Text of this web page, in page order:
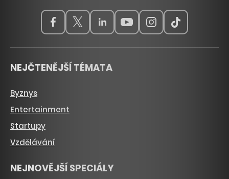
NEJČTENĚJŠÍ TÉMATA
Byznys
Entertainment
Startupy
Vzdělávání
NEJNOVĚJŠÍ SPECIÁLY